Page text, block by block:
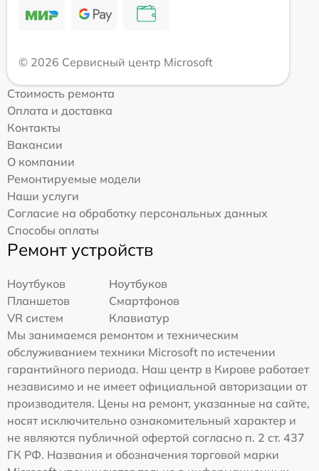
© 2026 Сервисный центр Microsoft
Стоимость ремонта
Оплата и доставка
Контакты
Вакансии
О компании
Ремонтируемые модели
Наши услуги
Согласие на обработку персональных данных
Способы оплаты
Ремонт устройств
Ноутбуков
Ноутбуков
Планшетов
Смартфонов
VR систем
Клавиатур
Мы занимаемся ремонтом и техническим
обслуживанием техники Microsoft по истечении
гарантийного периода. Наш центр в Кирове работает
независимо и не имеет официальной авторизации от
производителя. Цены на ремонт, указанные на сайте,
носят исключительно ознакомительный характер и
не являются публичной офертой согласно п. 2 ст. 437
ГК РФ. Названия и обозначения торговой марки